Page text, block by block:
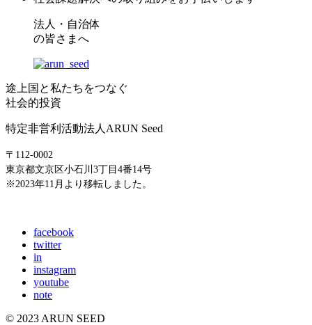
法人・自治体
の皆さまへ
途上国と私たちをつなぐ
社会的投資
特定非営利活動法人ARUN Seed
〒112-0002
東京都文京区小石川3丁目4番14号
※2023年11月より移転しました。
facebook
twitter
in
instagram
youtube
note
© 2023 ARUN SEED